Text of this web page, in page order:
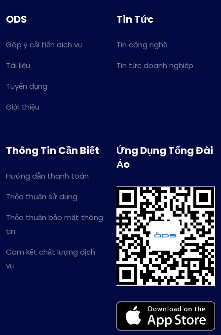
ODS
Góp ý cải tiến dịch vụ
Tài liệu
Tuyển dụng
Giới thiệu
Tin Tức
Tin công nghệ
Tin tức doanh nghiệp
Thông Tin Cần Biết
Hướng dẫn thanh toán
Thỏa thuận sử dụng
Thỏa thuận bảo mật thông
tin
Cam kết chất lượng dịch
vụ
Ứng Dụng Tổng Đài
Ảo